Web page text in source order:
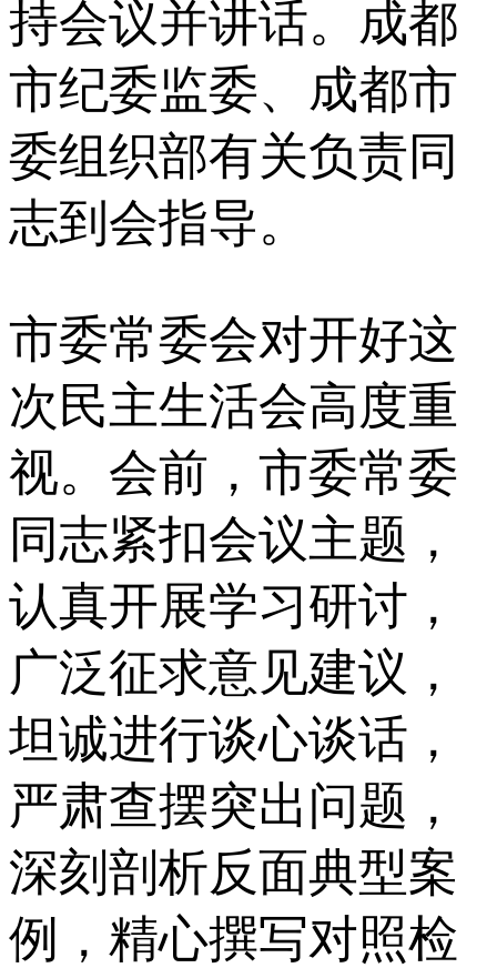
持会议并讲话。成都
市纪委监委、成都市
委组织部有关负责同
志到会指导。
市委常委会对开好这
次民主生活会高度重
视。会前，市委常委
同志紧扣会议主题，
认真开展学习研讨，
广泛征求意见建议，
坦诚进行谈心谈话，
严肃查摆突出问题，
深刻剖析反面典型案
例，精心撰写对照检